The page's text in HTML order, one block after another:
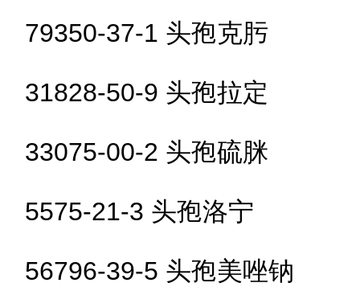
79350-37-1 头孢克肟
31828-50-9 头孢拉定
33075-00-2 头孢硫脒
5575-21-3 头孢洛宁
56796-39-5 头孢美唑钠